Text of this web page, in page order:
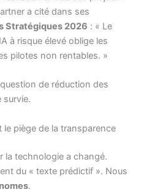
a cité dans ses
Stratégiques 2026 : « Le
à risque élevé oblige les
pilotes non rentables. »
de réduction des
survie.
piège de la transparence
la technologie a changé.
du « texte prédictif ». Nous
.